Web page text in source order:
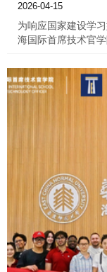
2026-04-15
为响应国家建设学
海国际首席技术官
讨、案例剖析、企
活动以校友为核心